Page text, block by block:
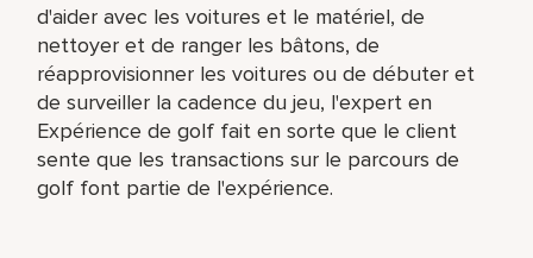
d'aider avec les voitures et le matériel, de
nettoyer et de ranger les bâtons, de
réapprovisionner les voitures ou de débuter et
de surveiller la cadence du jeu, l'expert en
Expérience de golf fait en sorte que le client
sente que les transactions sur le parcours de
golf font partie de l'expérience.